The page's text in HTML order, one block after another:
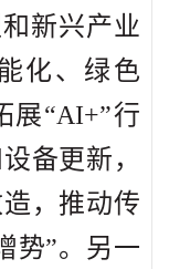
新兴产业
化、绿色
展“AI+”行
备更新，
，推动传
势”。另一